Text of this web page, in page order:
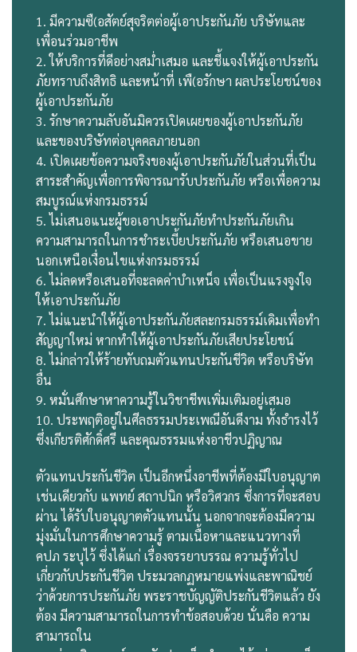
1. มีความซื(อสัตย์สุจริตต่อผู้เอาประกันภัย บริษัทและ
เพื่อนร่วมอาชีพ
2. ให้บริการที่ดีอย่างสมํ่าเสมอ และชี้แจงให้ผู้เอาประกัน
ภัยทราบถึงสิทธิ และหน้าที่ เพื(อรักษา ผลประโยชน์ของ
ผู้เอาประกันภัย
3. รักษาความลับอันมิควรเปิดเผยของผู้เอาประกันภัย
และของบริษัทต่อบุคคลภายนอก
4. เปิดเผยข้อความจริงของผู้เอาประกันภัยในส่วนที่เป็น
สาระสําคัญเพื่อการพิจารณารับประกันภัย หรือเพื่อความ
สมบูรณ์แห่งกรมธรรม์
5. ไม่เสนอแนะผู้ขอเอาประกันภัยทําประกันภัยเกิน
ความสามารถในการชําระเบี้ยประกันภัย หรือเสนอขาย
นอกเหนือเงื่อนไขแห่งกรมธรรม์
6. ไม่ลดหรือเสนอที่จะลดค่าบําเหน็จ เพื่อเป็นแรงจูงใจ
ให้เอาประกันภัย
7. ไม่แนะนําให้ผู้เอาประกันภัยสละกรมธรรม์เดิมเพื่อทํา
สัญญาใหม่ หากทําให้ผู้เอาประกันภัยเสียประโยชน์
8. ไม่กล่าวให้ร้ายทับถมตัวแทนประกันชีวิต หรือบริษัท
อื่น
9. หมั่นศึกษาหาความรู้ในวิชาชีพเพิ่มเติมอยู่เสมอ
10. ประพฤติอยู่ในศีลธรรมประเพณีอันดีงาม ทั้งธํารงไว้
ซึ่งเกียรติศักดิ์ศรี และคุณธรรมแห่งอาชีวปฏิญาณ
ตัวแทนประกันชีวิต เป็นอีกหนึ่งอาชีพที่ต้องมีใบอนุญาต
เช่นเดียวกับ แพทย์ สถาปนิก หรือวิศวกร ซึ่งการที่จะสอบ
ผ่าน ได้รับใบอนุญาตตัวแทนนั้น นอกจากจะต้องมีความ
มุ่งมั่นในการศึกษาความรู้ ตามเนื้อหาและแนวทางที่
คปภ ระบุไว้ ซึ่งได้แก่ เรื่องจรรยาบรรณ ความรู้ทั่วไป
เกี่ยวกับประกันชีวิต ประมวลกฏหมายแพ่งและพาณิชย์
ว่าด้วยการประกันภัย พระราชบัญญัติประกันชีวิตแล้ว ยัง
ต้อง มีความสามารถในการทําข้อสอบด้วย นั่นคือ ความ
สามารถใน